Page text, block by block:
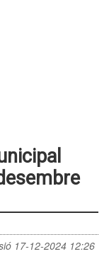
17-12-2024 12:26